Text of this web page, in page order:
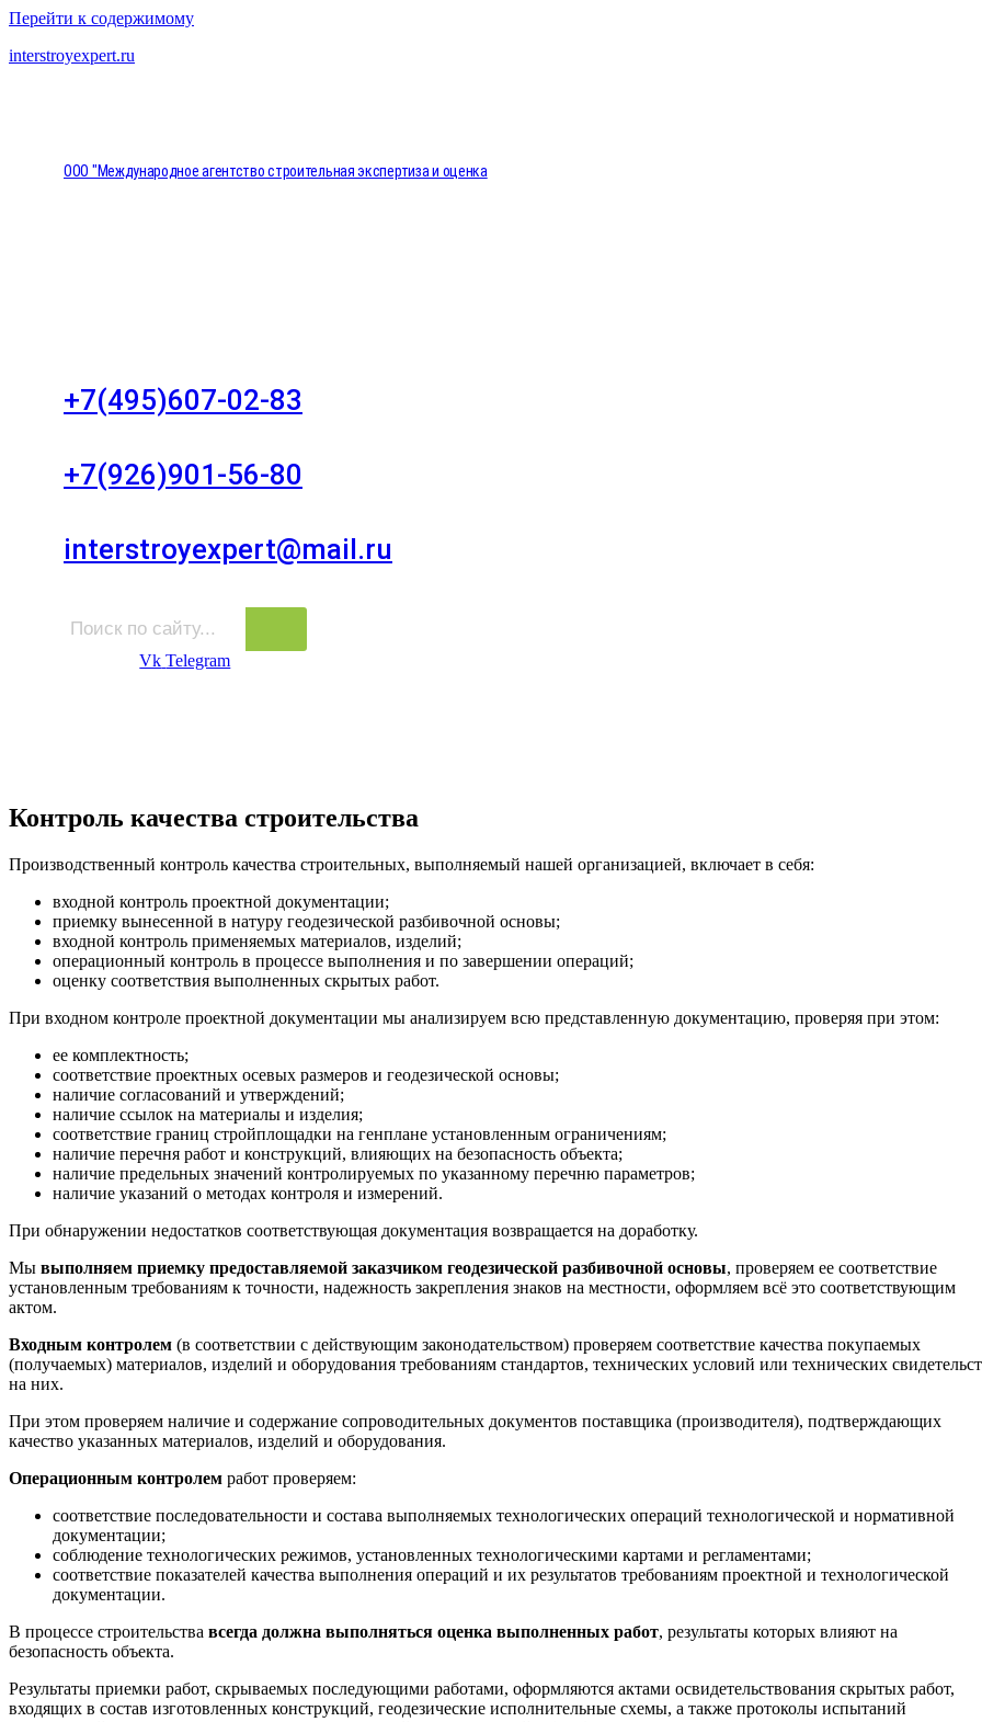
Перейти к содержимому
interstroyexpert.ru
ООО "Международное агентство строительная экспертиза и оценка
+7(495)607-02-83
+7(926)901-56-80
interstroyexpert@mail.ru
Vk Telegram
Контроль качества строительства
Производственный контроль качества строительных, выполняемый нашей организацией, включает в себя:
входной контроль проектной документации;
приемку вынесенной в натуру геодезической разбивочной основы;
входной контроль применяемых материалов, изделий;
операционный контроль в процессе выполнения и по завершении операций;
оценку соответствия выполненных скрытых работ.
При входном контроле проектной документации мы анализируем всю представленную документацию, проверяя при этом:
ее комплектность;
соответствие проектных осевых размеров и геодезической основы;
наличие согласований и утверждений;
наличие ссылок на материалы и изделия;
соответствие границ стройплощадки на генплане установленным ограничениям;
наличие перечня работ и конструкций, влияющих на безопасность объекта;
наличие предельных значений контролируемых по указанному перечню параметров;
наличие указаний о методах контроля и измерений.
При обнаружении недостатков соответствующая документация возвращается на доработку.
Мы выполняем приемку предоставляемой заказчиком геодезической разбивочной основы, проверяем ее соответствие
установленным требованиям к точности, надежность закрепления знаков на местности, оформляем всё это соответствующим
актом.
Входным контролем (в соответствии с действующим законодательством) проверяем соответствие качества покупаемых
(получаемых) материалов, изделий и оборудования требованиям стандартов, технических условий или технических
на них.
При этом проверяем наличие и содержание сопроводительных документов поставщика (производителя), подтверждающих
качество указанных материалов, изделий и оборудования.
Операционным контролем работ проверяем:
соответствие последовательности и состава выполняемых технологических операций технологической и нормативной
документации;
соблюдение технологических режимов, установленных технологическими картами и регламентами;
соответствие показателей качества выполнения операций и их результатов требованиям проектной и технологической
документации.
В процессе строительства всегда должна выполняться оценка выполненных работ, результаты которых влияют на
безопасность объекта.
Результаты приемки работ, скрываемых последующими работами, оформляются актами освидетельствования скрытых работ,
входящих в состав изготовленных конструкций, геодезические исполнительные схемы, а также протоколы испытаний